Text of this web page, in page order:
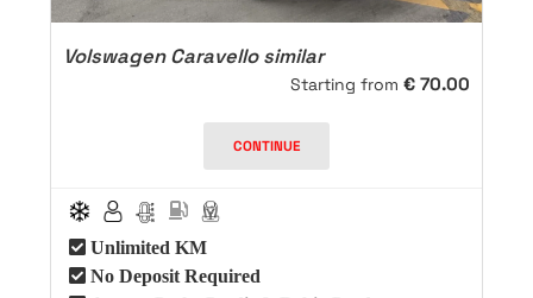
Volswagen Caravello similar
Starting from € 70.00
CONTINUE
Unlimited KM
No Deposit Required